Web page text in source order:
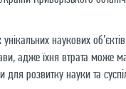
наукових
адже їхня втрата може
для розвитку науки та